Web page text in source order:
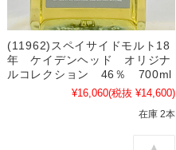
(11962)スペイサイドモルト18
年 ケイデンヘッド オリジナ
ルコレクション 46％ 700ml
¥16,060(税抜 ¥14,600)
在庫 2本